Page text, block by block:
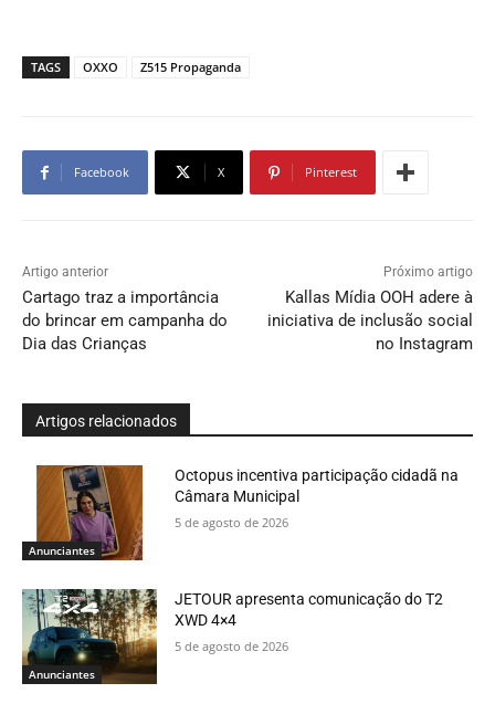
TAGS OXXO Z515 Propaganda
Facebook X Pinterest
Artigo anterior
Cartago traz a importância
do brincar em campanha do
Dia das Crianças
Próximo artigo
Kallas Mídia OOH adere à
iniciativa de inclusão social
no Instagram
Artigos relacionados
Anunciantes
Octopus incentiva participação cidadã na
Câmara Municipal
5 de agosto de 2026
Anunciantes
JETOUR apresenta comunicação do T2
XWD 4×4
5 de agosto de 2026